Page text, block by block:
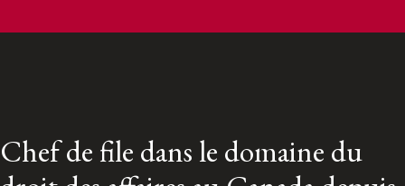
Chef de file dans le domaine du